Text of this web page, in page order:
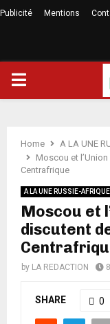
Publicité Mentions
Home
A LA UNE
Moscou et
Centrafrique
A LA UNE RUSSIE-AFRIQUE
Moscou et
discutent
by LA REDACTION
SHARE 0